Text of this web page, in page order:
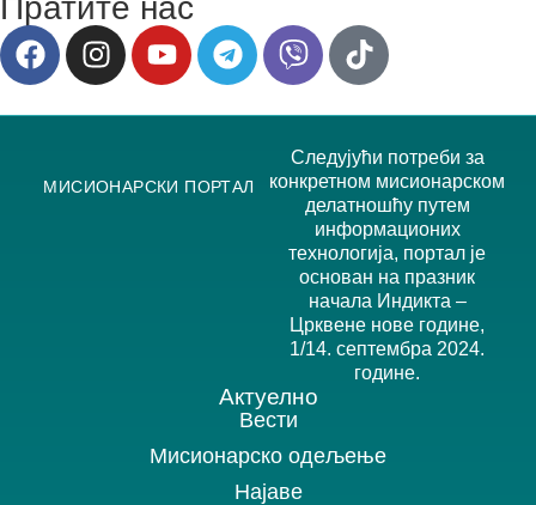
МИСИОНАРСКИ ПОРТАЛ
Следујући потреби за
конкретном мисионарском
делатношћу путем
информационих
технологија, портал је
основан на празник
начала Индикта –
Црквене нове године,
1/14. септембра 2024.
године.
Актуелно
Вести
Мисионарско одељење
Најаве